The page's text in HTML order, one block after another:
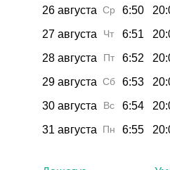
26 августа Ср 6:50
27 августа
Чт 6:51
28 августа
Пт 6:52
29 августа Сб 6:53
30 августа
Вс 6:54
31 августа
Пн 6:55